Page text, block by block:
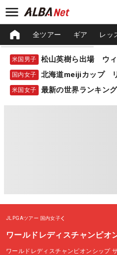
全ツアー ギア レッ
米国男子
国内女子 北海道meijiカップ
米国女子 最新の世界ランキング
JLPGAツアー 国内女子
ワールドレディスチャンピオ
ワールドレディスチャンピオンシップ